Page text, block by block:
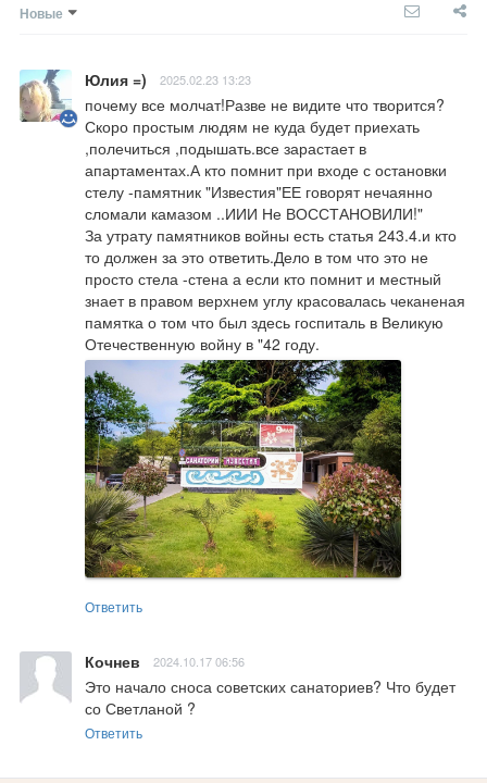
Новые
Юлия =) 2025.02.23 13:23
почему все молчат!Разве не видите что творится?
Скоро простым людям не куда будет приехать
,полечиться ,подышать.все зарастает в
апартаментах.А кто помнит при входе с остановки
стелу -памятник "Известия"ЕЕ говорят нечаянно
сломали камазом ..ИИИ Не ВОССТАНОВИЛИ!"
За утрату памятников войны есть статья 243.4.и кто
то должен за это ответить.Дело в том что это не
просто стела -стена а если кто помнит и местный
знает в правом верхнем углу красовалась чеканеная
памятка о том что был здесь госпиталь в Великую
Отечественную войну в "42 году.
Ответить
Кочнев 2024.10.17 06:56
Это начало сноса советских санаториев? Что будет
со Светланой ?
Ответить